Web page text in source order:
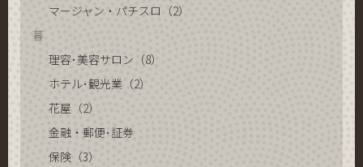
マージャン・パチスロ（2）
暮
理容･美容サロン（8）
ホテル･観光業（2）
花屋（2）
金融・郵便･証券
保険（3）